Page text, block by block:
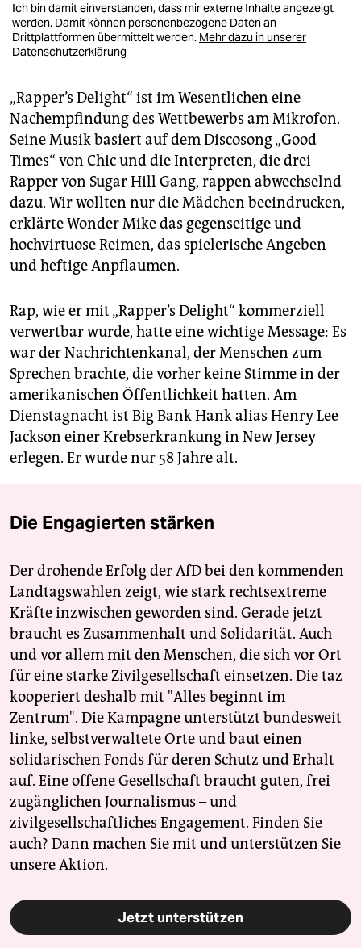
Ich bin damit einverstanden, dass mir externe Inhalte angezeigt
werden. Damit können personenbezogene Daten an
Drittplattformen übermittelt werden. Mehr dazu in unserer
Datenschutzerklärung
„Rapper’s Delight“ ist im Wesentlichen eine
Nachempfindung des Wettbewerbs am Mikrofon.
Seine Musik basiert auf dem Discosong „Good
Times“ von Chic und die Interpreten, die drei
Rapper von Sugar Hill Gang, rappen abwechselnd
dazu. Wir wollten nur die Mädchen beeindrucken,
erklärte Wonder Mike das gegenseitige und
hochvirtuose Reimen, das spielerische Angeben
und heftige Anpflaumen.
Rap, wie er mit „Rapper’s Delight“ kommerziell
verwertbar wurde, hatte eine wichtige Message: Es
war der Nachrichtenkanal, der Menschen zum
Sprechen brachte, die vorher keine Stimme in der
amerikanischen Öffentlichkeit hatten. Am
Dienstagnacht ist Big Bank Hank alias Henry Lee
Jackson einer Krebserkrankung in New Jersey
erlegen. Er wurde nur 58 Jahre alt.
Die Engagierten stärken
Der drohende Erfolg der AfD bei den kommenden
Landtagswahlen zeigt, wie stark rechtsextreme
Kräfte inzwischen geworden sind. Gerade jetzt
braucht es Zusammenhalt und Solidarität. Auch
und vor allem mit den Menschen, die sich vor Ort
für eine starke Zivilgesellschaft einsetzen. Die taz
kooperiert deshalb mit "Alles beginnt im
Zentrum". Die Kampagne unterstützt bundesweit
linke, selbstverwaltete Orte und baut einen
solidarischen Fonds für deren Schutz und Erhalt
auf. Eine offene Gesellschaft braucht guten, frei
zugänglichen Journalismus – und
zivilgesellschaftliches Engagement. Finden Sie
auch? Dann machen Sie mit und unterstützen Sie
unsere Aktion.
Jetzt unterstützen